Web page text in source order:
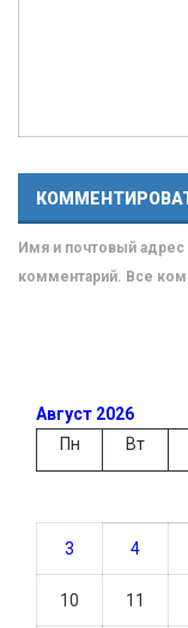
Имя и почтовый адрес
комментарий. Все
Август 2026
Пн
Вт
3 4
10 11